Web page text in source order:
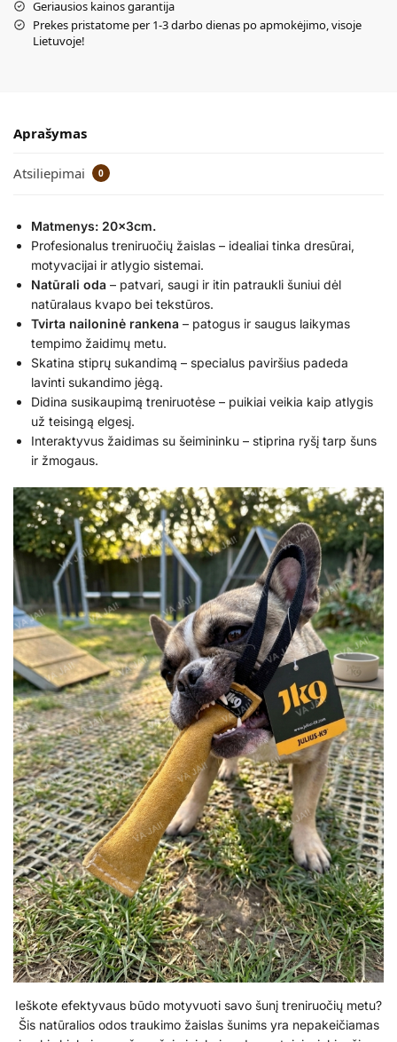
Geriausios kainos garantija
Prekes pristatome per 1-3 darbo dienas po apmokėjimo, visoje
Lietuvoje!
Aprašymas
Atsiliepimai 0
Matmenys: 20x3cm.
Profesionalus treniruočių žaislas – idealiai tinka dresūrai,
motyvacijai ir atlygio sistemai.
Natūrali oda – patvari, saugi ir itin patraukli šuniui dėl
natūralaus kvapo bei tekstūros.
Tvirta nailoninė rankena – patogus ir saugus laikymas
tempimo žaidimų metu.
Skatina stiprų sukandimą – specialus paviršius padeda
lavinti sukandimo jėgą.
Didina susikaupimą treniruotėse – puikiai veikia kaip atlygis
už teisingą elgesį.
Interaktyvus žaidimas su šeimininku – stiprina ryšį tarp šuns
ir žmogaus.
Ieškote efektyvaus būdo motyvuoti savo šunį treniruočių metu?
Šis natūralios odos traukimo žaislas šunims yra nepakeičiamas